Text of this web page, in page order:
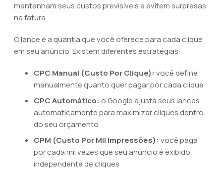
mantenham seus custos previsíveis e evitem surpresas
na fatura.
O lance é a quantia que você oferece para cada clique
em seu anúncio. Existem diferentes estratégias:
CPC Manual (Custo Por Clique): você define
manualmente quanto quer pagar por cada clique
CPC Automático: o Google ajusta seus lances
automaticamente para maximizar cliques dentro
do seu orçamento
CPM (Custo Por Mil Impressões): você paga
por cada mil vezes que seu anúncio é exibido,
independente de cliques